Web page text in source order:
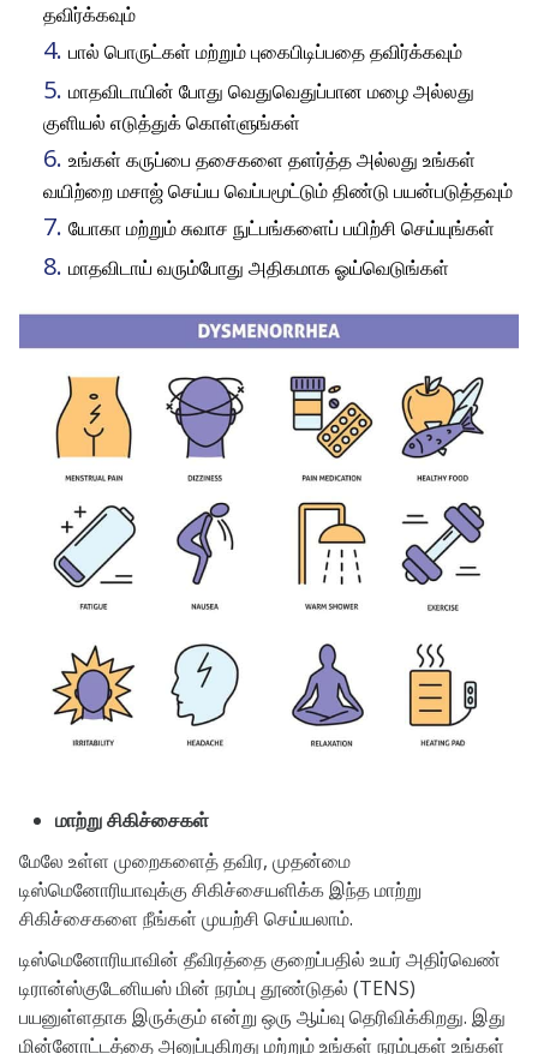
தவிர்க்கவும்
பால் பொருட்கள் மற்றும் புகைபிடிப்பதை தவிர்க்கவும்
மாதவிடாயின் போது வெதுவெதுப்பான மழை அல்லது
குளியல் எடுத்துக் கொள்ளுங்கள்
உங்கள் கருப்பை தசைகளை தளர்த்த அல்லது உங்கள்
வயிற்றை மசாஜ் செய்ய வெப்பமூட்டும் திண்டு பயன்படுத்தவும்
யோகா மற்றும் சுவாச நுட்பங்களைப் பயிற்சி செய்யுங்கள்
மாதவிடாய் வரும்போது அதிகமாக ஓய்வெடுங்கள்
மாற்று சிகிச்சைகள்
மேலே உள்ள முறைகளைத் தவிர, முதன்மை
டிஸ்மெனோரியாவுக்கு சிகிச்சையளிக்க இந்த மாற்று
சிகிச்சைகளை நீங்கள் முயற்சி செய்யலாம்.
டிஸ்மெனோரியாவின் தீவிரத்தை குறைப்பதில் உயர் அதிர்வெண்
டிரான்ஸ்குடேனியஸ் மின் நரம்பு தூண்டுதல் (TENS)
பயனுள்ளதாக இருக்கும் என்று ஒரு ஆய்வு தெரிவிக்கிறது. இது
மின்னோட்டத்தை அனுப்புகிறது மற்றும் உங்கள் நரம்புகள் உங்கள்